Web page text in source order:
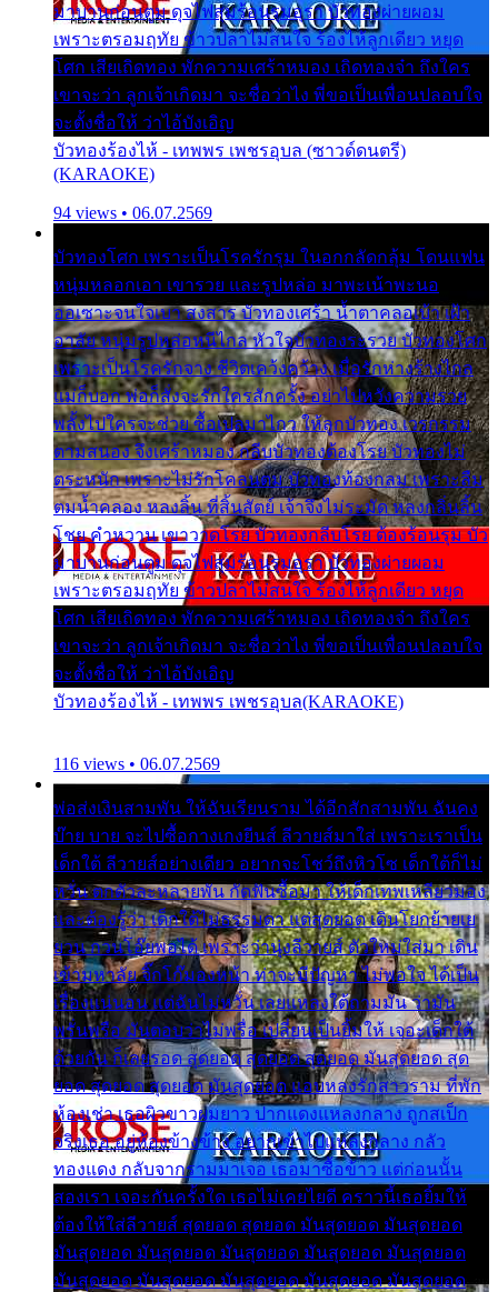
มาบานก่อนตูม ดุจไฟสุมร้อนรุมอุรา บัวทองผ่ายผอม
เพราะตรอมฤทัย ข้าวปลาไม่สนใจ ร้องไห้ลูกเดียว หยุด
โศก เสียเถิดทอง พักความเศร้าหมอง เถิดทองจ๋า ถึงใคร
เขาจะว่า ลูกเจ้าเกิดมา จะชื่อว่าไง พี่ขอเป็นเพื่อนปลอบใจ
จะตั้งชื่อให้ ว่าไอ้บังเอิญ
บัวทองร้องไห้ - เทพพร เพชรอุบล (ซาวด์ดนตรี)
(KARAOKE)
94 views • 06.07.2569
บัวทองโศก เพราะเป็นโรครักรุม ในอกกลัดกลุ้ม โดนแฟน
หนุ่มหลอกเอา เขารวย และรูปหล่อ มาพะเน้าพะนอ
ออเซาะจนใจเบา สงสาร บัวทองเศร้า น้ำตาคลอเบ้า เฝ้า
อาลัย หนุ่มรูปหล่อหนีไกล หัวใจบัวทองระรวย บัวทองโศก
เพราะเป็นโรครักจาง ชีวิตเคว้งคว้าง เมื่อรักห่างร้างไกล
แม่ก็บอก พ่อก็สั่งจะรักใครสักครั้ง อย่าไปหวังความรวย
พลั้งไปใครจะช่วย ซื้อเปลมาไกว ให้ลูกบัวทอง เวรกรรม
ตามสนอง จึงเศร้าหมอง กลีบบัวทองต้องโรย บัวทองไม่
ตระหนัก เพราะไม่รักโคลนตม บัวทองท้องกลม เพราะลืม
ตมน้ำคลอง หลงลิ้น ที่สิ้นสัตย์ เจ้าจึงไม่ระมัด หลงกลิ่นลิ้น
โชย คำหวาน เขาวาดโรย บัวทองกลีบโรย ต้องร้อนรุม บัว
มาบานก่อนตูม ดุจไฟสุมร้อนรุมอุรา บัวทองผ่ายผอม
เพราะตรอมฤทัย ข้าวปลาไม่สนใจ ร้องไห้ลูกเดียว หยุด
โศก เสียเถิดทอง พักความเศร้าหมอง เถิดทองจ๋า ถึงใคร
เขาจะว่า ลูกเจ้าเกิดมา จะชื่อว่าไง พี่ขอเป็นเพื่อนปลอบใจ
จะตั้งชื่อให้ ว่าไอ้บังเอิญ
บัวทองร้องไห้ - เทพพร เพชรอุบล(KARAOKE)
116 views • 06.07.2569
พ่อส่งเงินสามพัน ให้ฉันเรียนราม ได้อีกสักสามพัน ฉันคง
บ๊าย บาย จะไปซื้อกางเกงยีนส์ ลีวายส์มาใส่ เพราะเราเป็น
เด็กใต้ ลีวายส์อย่างเดียว อยากจะโชว์ถึงหิวโซ เด็กใต้ก็ไม่
หวั่น ตกตัวละหลายพัน กัดฟันซื้อมา ให้เด็กเทพเหลียวมอง
และต้องรู้ว่า เด็กใต้ไม่ธรรมดา แต่สุดยอด เดินโยกย้ายเย
ยวน กวนโอ๊ยพอได้ เพราะว่านุ่งลีวายส์ ตัวใหม่ใส่มา เดิน
เข้ามหาลัย จิ๊กโก๊มองหน้า ท่าจะมีปัญหา ไม่พอใจ ได้เป็น
เรื่องแน่นอน แต่ฉันไม่หวั่น เลยแหลงใต้ถามมัน ว่ามัน
พรั่นพรือ มันตอบว่าไม่พรื่อ เปลี่ยนเป็นยิ้มให้ เจอะเด็กใต้
ด้วยกัน ก็เลยรอด สุดยอด สุดยอด สุดยอด มันสุดยอด สุด
ยอด สุดยอด สุดยอด มันสุดยอด แอบหลงรักสาวราม ที่พัก
ห้องเช่า เธอผิวขาวผมยาว ปากแดงแหลงกลาง ถูกสเป็ก
จริงเธอ อยู่ห้องข้างข้าง อยากเข้าไปแหลงกลาง กลัว
ทองแดง กลับจากรามมาเจอ เธอมาซื้อข้าว แต่ก่อนนั้น
สองเรา เจอะกันครั้งใด เธอไม่เคยไยดี คราวนี้เธอยิ้มให้
ต้องให้ใส่ลีวายส์ สุดยอด สุดยอด มันสุดยอด มันสุดยอด
มันสุดยอด มันสุดยอด มันสุดยอด มันสุดยอด มันสุดยอด
มันสุดยอด มันสุดยอด มันสุดยอด มันสุดยอด มันสุดยอด